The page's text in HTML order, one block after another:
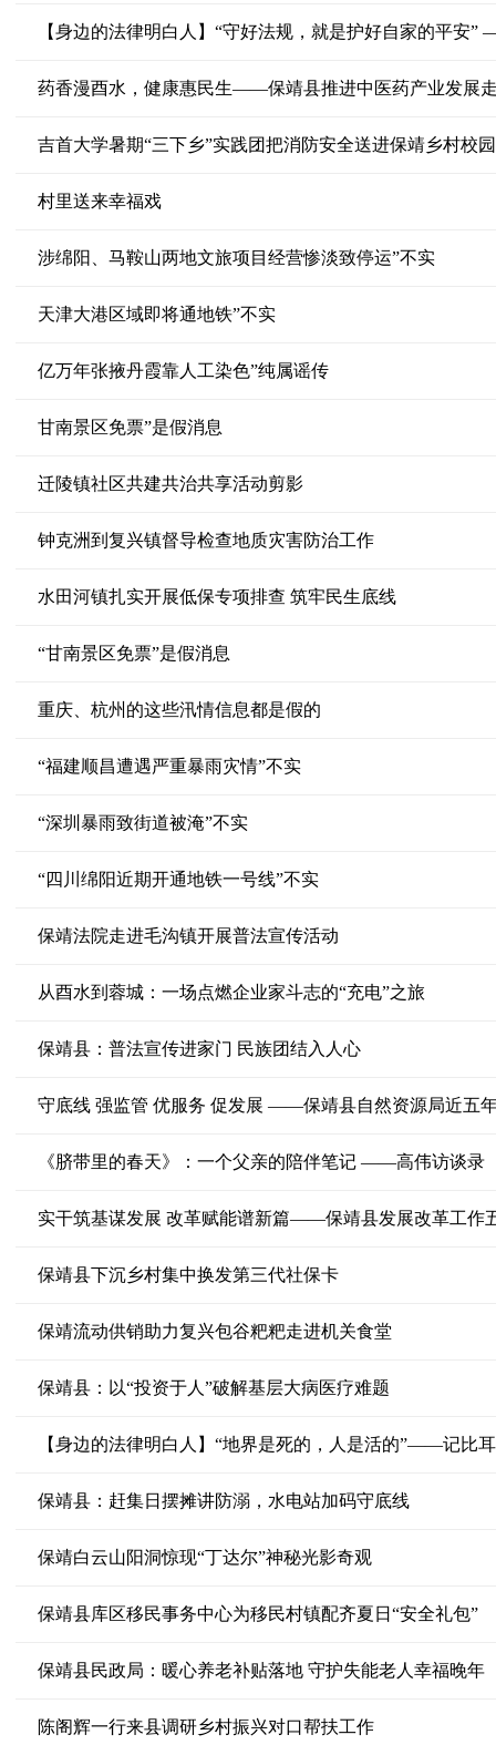
【身边的法律明白人】“守好法规，就是护好自家的平安
药香漫酉水，健康惠民生——保靖县推进中医药产业发展
吉首大学暑期“三下乡”实践团把消防安全送进保靖乡村校园
村里送来幸福戏
涉绵阳、马鞍山两地文旅项目经营惨淡致停运”不实
天津大港区域即将通地铁”不实
亿万年张掖丹霞靠人工染色”纯属谣传
甘南景区免票”是假消息
迁陵镇社区共建共治共享活动剪影
钟克洲到复兴镇督导检查地质灾害防治工作
水田河镇扎实开展低保专项排查 筑牢民生底线
“甘南景区免票”是假消息
重庆、杭州的这些汛情信息都是假的
“福建顺昌遭遇严重暴雨灾情”不实
“深圳暴雨致街道被淹”不实
“四川绵阳近期开通地铁一号线”不实
保靖法院走进毛沟镇开展普法宣传活动
从酉水到蓉城：一场点燃企业家斗志的“充电”之旅
保靖县：普法宣传进家门 民族团结入人心
守底线 强监管 优服务 促发展 ——保靖县自然资源局近五
《脐带里的春天》：一个父亲的陪伴笔记 ——高伟访谈录
实干筑基谋发展 改革赋能谱新篇——保靖县发展改革工作
保靖县下沉乡村集中换发第三代社保卡
保靖流动供销助力复兴包谷粑粑走进机关食堂
保靖县：以“投资于人”破解基层大病医疗难题
【身边的法律明白人】“地界是死的，人是活的”——记比
保靖县：赶集日摆摊讲防溺，水电站加码守底线
保靖白云山阳洞惊现“丁达尔”神秘光影奇观
保靖县库区移民事务中心为移民村镇配齐夏日“安全礼包”
保靖县民政局：暖心养老补贴落地 守护失能老人幸福晚年
陈阁辉一行来县调研乡村振兴对口帮扶工作